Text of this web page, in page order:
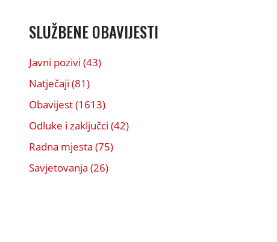
SLUŽBENE OBAVIJESTI
Javni pozivi (43)
Natječaji (81)
Obavijest (1613)
Odluke i zaključci (42)
Radna mjesta (75)
Savjetovanja (26)